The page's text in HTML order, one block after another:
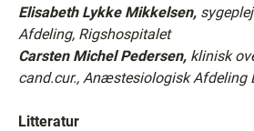
Elisabeth Lykke Mikkelsen,
Afdeling, Rigshospitalet
Carsten Michel Pedersen, klinisk
cand.cur., Anæstesiologisk Afdeling
Litteratur